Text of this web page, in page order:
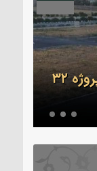
اتمام عملیات اجرایی آسفالت پروژه ۳۲